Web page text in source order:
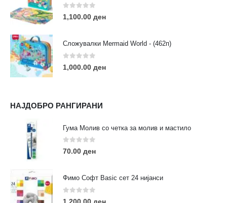
0 out of 5
1,100.00 ден
Сложувалки Mermaid World - (462п)
0 out of 5
1,000.00 ден
НАЈДОБРО РАНГИРАНИ
Гума Молив со четка за молив и мастило
0out of 5
70.00 ден
Фимо Софт Basic сет 24 нијанси
0 out of 5
ЛИНКОВИ
Услови за користење
Големопродажба
Кариера
За нас
Нашите локации
ПОПУЛАРНИ ТАГОВИ
eurodanvest FIMO Креативни Сетови
markers
rapitografi sketch staedtler